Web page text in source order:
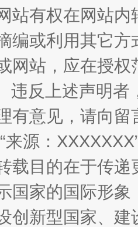
地、白藏房 除
站有权在网站
编或利用其它
网站，应在授
违反上述声明
有意见，请向
来源：
载目的在于传
国家的国际形
创新型国家、